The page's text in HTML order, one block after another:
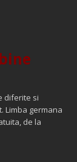
diferite si
Limba germana
de la